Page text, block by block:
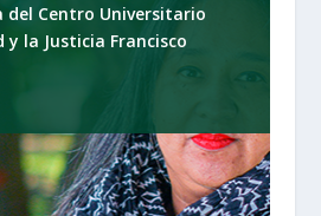
del Centro Universitario
la Justicia Francisco